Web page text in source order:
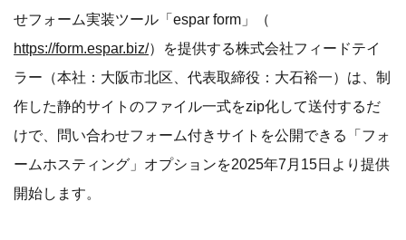
せフォーム実装ツール「espar form」（
https://form.espar.biz/）を提供する株式会社フィードテイ
ラー（本社：大阪市北区、代表取締役：大石裕一）は、制
作した静的サイトのファイル一式をzip化して送付するだ
けで、問い合わせフォーム付きサイトを公開できる「フォ
ームホスティング」オプションを2025年7月15日より提供
開始します。